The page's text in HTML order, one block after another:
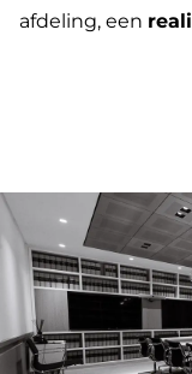
afdeling, een